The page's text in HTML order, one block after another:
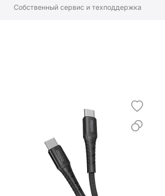
Собственный сервис и техподдержка